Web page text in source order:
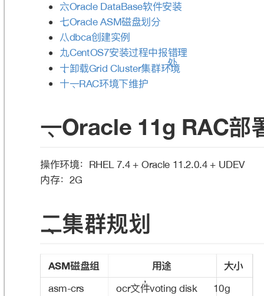
م̵Oracle DataBase᫫կਞᤰ
Ӡ̵Oracle ASMᏺፏښړ
ك̵dbcaڠୌਫֺ
Ԝ̵CentOS7ਞᤰᬦᑕӾಸᲙ॒ቘ
܈̵ܬ᫹Grid Clusterᵞᗭሾह
܈Ӟ̵RACሾहӥᖌಷ
඙֢ሾहғ RHEL 7.4 + Oracle 11.2.0.4 + UDEV
ٖਂғ 2G
ASMᏺፏᕟ አ᭔ य़ੜ
asm-crs ocr෈կ҅voting disk 10g
Ӟ̵Oracle 11g RAC
ԫ̵ᵞᗭᥢښ